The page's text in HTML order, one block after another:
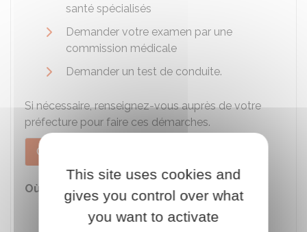
santé spécialisés
Demander votre examen par une
commission médicale
Demander un test de conduite.
Si nécessaire, renseignez-vous auprès de votre
préfecture pour faire ces démarches.
Cas général
Où s'adresser ?
This site uses cookies and
gives you control over what
you want to activate